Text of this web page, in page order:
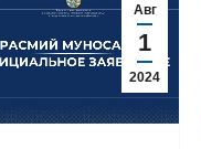
Авг
1
2024